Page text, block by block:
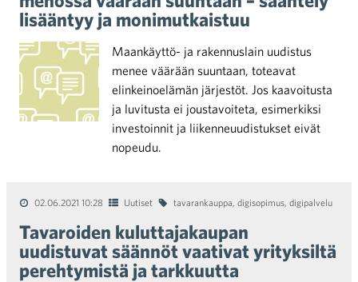
lisääntyy ja monimutkaistuu
Maankäyttö- ja rakennuslain uudistus
menee väärään suuntaan, toteavat
elinkeinoelämän järjestöt. Jos kaavoitusta
ja luvitusta ei joustavoiteta, esimerkiksi
investoinnit ja liikenneuudistukset eivät
nopeudu.
02.06.2021 10:28 Uutiset tavarankauppa, digisopimus, digipalvelu
Tavaroiden kuluttajakaupan
uudistuvat säännöt vaativat yrityksiltä
perehtymistä ja tarkkuutta